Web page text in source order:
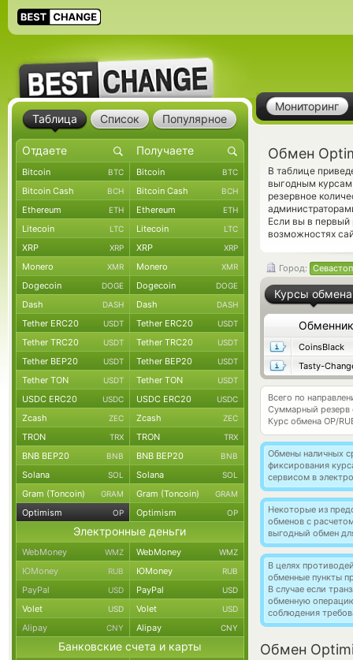
Мониторинг
Обмен
В таблице
выгодным
резервное
Если вы в первый
возможностях
Город:
Курсы обмена
Обменник
CoinsBlack
Tasty-
Всего по
Суммарный резерв
Курс обмена OP/
Обмены наличных
фиксирования
сервисом в
Некоторые из
обменов с
выгодный обмен
В целях
обменные пункты
В случае если
обменную
соблюдения
Обмен
Таблица Список Популярное
Bitcoin BTC Bitcoin BTC
Bitcoin Cash BCH Bitcoin Cash BCH
Ethereum ETH Ethereum ETH
Litecoin LTC Litecoin LTC
XRP XRP XRP XRP
Monero XMR Monero XMR
Dogecoin DOGE Dogecoin DOGE
Dash DASH Dash DASH
Tether ERC20 USDT Tether ERC20 USDT
Tether TRC20 USDT Tether TRC20 USDT
Tether BEP20 USDT Tether BEP20 USDT
Tether TON USDT Tether TON USDT
USDC ERC20 USDC USDC ERC20 USDC
Zcash ZEC Zcash ZEC
TRON TRX TRON TRX
BNB BEP20 BNB BNB BEP20 BNB
Solana SOL Solana SOL
Gram (Toncoin) GRAM Gram (Toncoin) GRAM
Optimism OP Optimism OP
Электронные деньги
WebMoney WMZ WebMoney WMZ
ЮMoney RUB ЮMoney RUB
PayPal USD PayPal USD
Volet USD Volet USD
Alipay CNY Alipay CNY
Банковские счета и карты